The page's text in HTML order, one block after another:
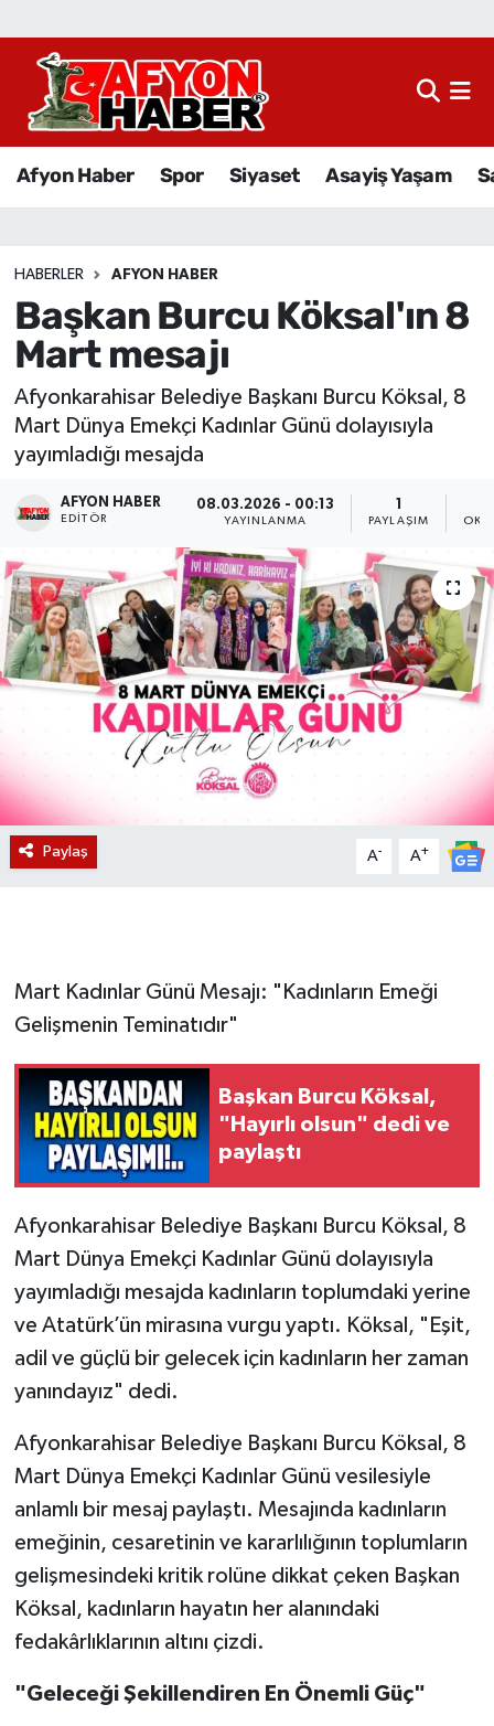
Afyon Haber Spor Siyaset Asayiş Yaşam
HABERLER AFYON HABER
Başkan Burcu Köksal'ın 8
Mart mesajı
Afyonkarahisar Belediye Başkanı Burcu Köksal, 8
Mart Dünya Emekçi Kadınlar Günü dolayısıyla
yayımladığı mesajda
AFYON HABER
EDITÖR
08.03.2026 - 00:13
YAYINLANMA PAYLAŞIM
Paylaş A- A+
Mart Kadınlar Günü Mesajı: "Kadınların Emeği
Gelişmenin Teminatıdır"
Başkan Burcu Köksal,
"Hayırlı olsun" dedi ve
paylaştı
Afyonkarahisar Belediye Başkanı Burcu Köksal, 8
Mart Dünya Emekçi Kadınlar Günü dolayısıyla
yayımladığı mesajda kadınların toplumdaki yerine
ve Atatürk’ün mirasına vurgu yaptı. Köksal, "Eşit,
adil ve güçlü bir gelecek için kadınların her zaman
yanındayız" dedi.
Afyonkarahisar Belediye Başkanı Burcu Köksal, 8
Mart Dünya Emekçi Kadınlar Günü vesilesiyle
anlamlı bir mesaj paylaştı. Mesajında kadınların
emeğinin, cesaretinin ve kararlılığının toplumların
gelişmesindeki kritik rolüne dikkat çeken Başkan
Köksal, kadınların hayatın her alanındaki
fedakârlıklarının altını çizdi.
"Geleceği Şekillendiren En Önemli Güç"
Afyon Haber
Sağlık
Eğitim
Sivil Toplum
Etkinlikler